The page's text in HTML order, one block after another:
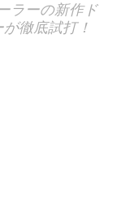
ラーの新作ド
徹底試打！